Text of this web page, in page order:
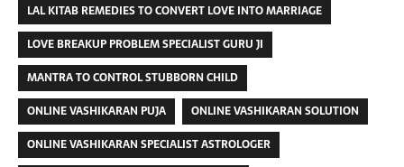
LAL KITAB REMEDIES TO CONVERT LOVE INTO MARRIAGE
LOVE BREAKUP PROBLEM SPECIALIST GURU JI
MANTRA TO CONTROL STUBBORN CHILD
ONLINE VASHIKARAN PUJA
ONLINE VASHIKARAN SOLUTION
ONLINE VASHIKARAN SPECIALIST ASTROLOGER